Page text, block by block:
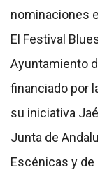
nominaciones
El Festival
Ayuntamiento
financiado por
su iniciativa
Junta de
Escénicas y de